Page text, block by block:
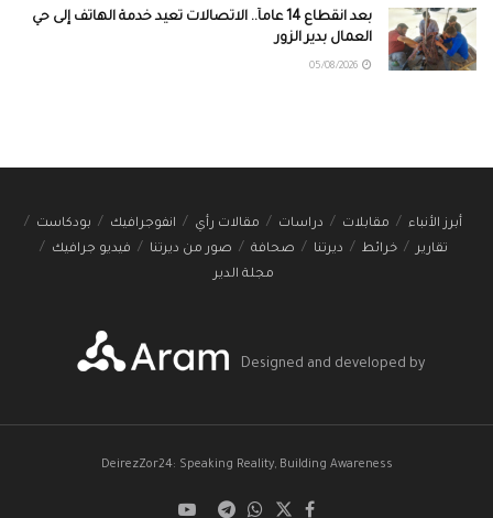
بعد انقطاع 14 عاماً.. الاتصالات تعيد خدمة الهاتف إلى حي
العمال بدير الزور
أبرز الأنباء مقابلات دراسات مقالات رأي انفوجرافيك
بودكاست
تقارير
خرائط ديرتنا صحافة صور من ديرتنا
فيديو جرافيك
مجلة الدير
Designed and developed by
DeirezZor24: Speaking Reality, Building Awareness